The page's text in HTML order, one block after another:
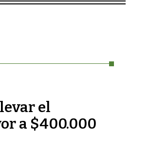
el
a $400.000